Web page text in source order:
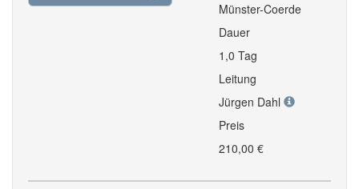
Münster-Coerde
Dauer
1,0 Tag
Leitung
Jürgen Dahl
Preis
210,00 €